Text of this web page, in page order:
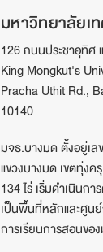
มหาวิทยาลัยเ
126 ถนนประชาอุทิศ
King Mongkut's
Pracha Uthit Rd.,
10140
มจธ.บางมด ตั้งอยู่เ
แขวงบางมด เขตทุ่ง
134 ไร่ เริ่มดำเนินก
เป็นพื้นที่หลักและศูนย์
การเรียนการสอนขอ